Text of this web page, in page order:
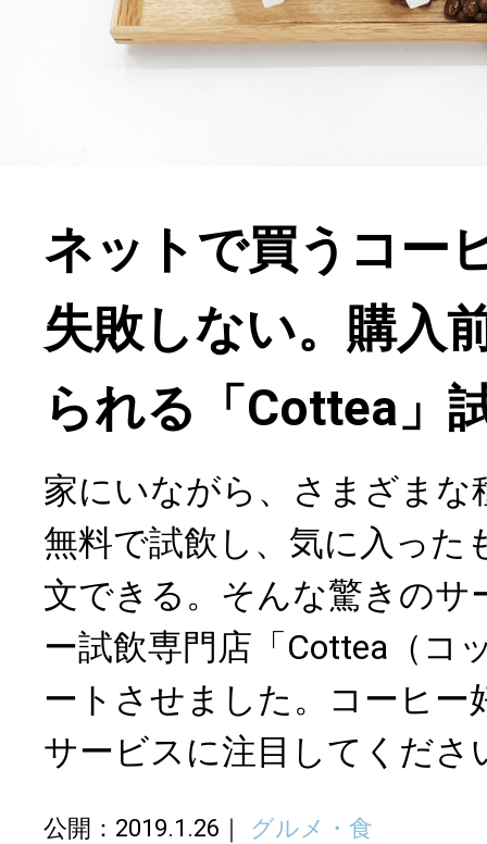
ネットで買うコー
失敗しない。購入
られる「Cottea」
家にいながら、さまざまな
無料で試飲し、気に入った
文できる。そんな驚きのサ
ー試飲専門店「Cottea（コ
ートさせました。コーヒー
サービスに注目してくださ
公開：2019.1.26 グルメ・食